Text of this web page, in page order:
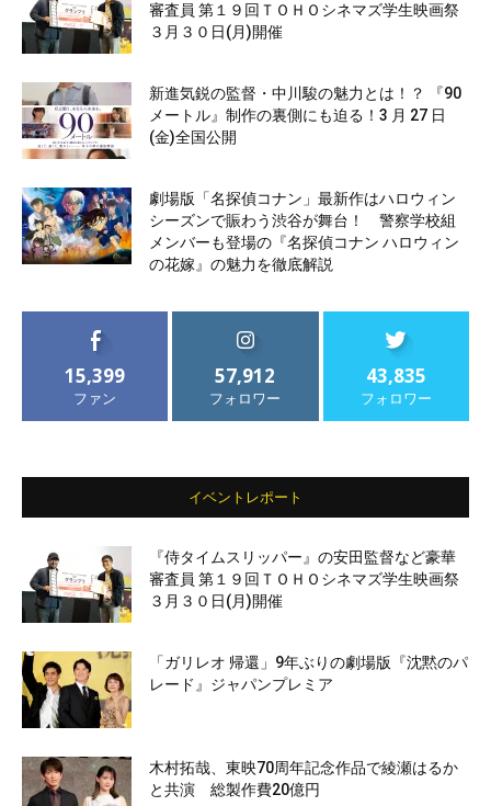
審査員 第１９回ＴＯＨＯシネマズ学生映画祭
３月３０日(月)開催
新進気鋭の監督・中川駿の魅力とは！？ 『90
メートル』制作の裏側にも迫る！3 月 27 日
(金)全国公開
劇場版「名探偵コナン」最新作はハロウィン
シーズンで賑わう渋谷が舞台！ 警察学校組
メンバーも登場の『名探偵コナン ハロウィン
の花嫁』の魅力を徹底解説
15,399
ファン
57,912
フォロワー
43,835
フォロワー
イベントレポート
『侍タイムスリッパー』の安田監督など豪華
審査員 第１９回ＴＯＨＯシネマズ学生映画祭
３月３０日(月)開催
「ガリレオ 帰還」9年ぶりの劇場版『沈黙のパ
レード』ジャパンプレミア
木村拓哉、東映70周年記念作品で綾瀬はるか
と共演 総製作費20億円